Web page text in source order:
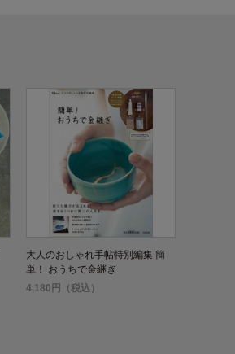
大人のおしゃれ手帖特別編集 簡
単！ おうちで金継ぎ
4,180円（税込）